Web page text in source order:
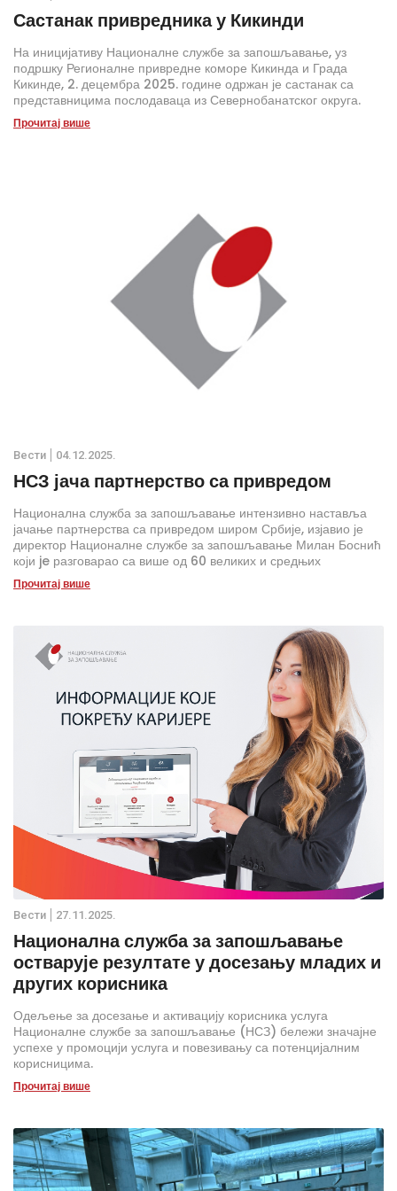
Састанак привредника у Кикинди
На иницијативу Националне службе за запошљавање, уз
подршку Регионалне привредне коморе Кикинда и Града
Кикинде, 2. децембра 2025. године одржан је састанак са
представницима послодаваца из Севернобанатског округа.
Прочитај више
Вести 04.12.2025.
НСЗ јача партнерство са привредом
Национална служба за запошљавање интензивно наставља
јачање партнерства са привредом широм Србије, изјавио је
директор Националне службе за запошљавање Милан Боснић
који je разговарао са више од 60 великих и средњих
послодаваца у Пироту, Кикинди и Суботици, у оквиру ширег
циклуса консултација које НСЗ реализује у сарадњи са
Прочитај више
Вести 27.11.2025.
Национална служба за запошљавање
остварује резултате у досезању младих и
других корисника
Одељење за досезање и активацију корисника услуга
Националне службе за запошљавање (НСЗ) бележи значајне
успехе у промоцији услуга и повезивању са потенцијалним
корисницима.
Прочитај више